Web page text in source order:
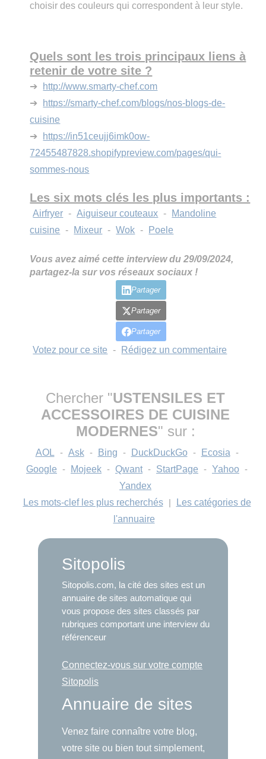
choisir des couleurs qui correspondent à leur style.
Quels sont les trois principaux liens à
retenir de votre site ?
➔
http://www.smarty-chef.com
➔
https://smarty-chef.com/blogs/nos-blogs-de-
cuisine
➔
https://in51ceujj6imk0ow-
72455487828.shopifypreview.com/pages/qui-
sommes-nous
Les six mots clés les plus importants :
Airfryer - Aiguiseur couteaux -
Mandoline
cuisine - Mixeur - Wok - Poele
Vous avez aimé cette interview du 29/09/2024,
partagez-la sur vos réseaux sociaux !
Partager
Partager
Partager
Votez pour ce site - Rédigez un commentaire
Chercher "USTENSILES ET
ACCESSOIRES DE CUISINE
MODERNES" sur :
AOL - Ask - Bing - DuckDuckGo - Ecosia -
Google - Mojeek - Qwant - StartPage - Yahoo -
Yandex
Les mots-clef les plus recherchés
|
Les catégories de
l'annuaire
Sitopolis
Sitopolis.com, la cité des sites est un
annuaire de sites automatique qui
vous propose des sites classés par
rubriques comportant une interview du
référenceur
Connectez-vous sur votre compte
Sitopolis
Annuaire de sites
Venez faire connaître votre blog,
votre site ou bien tout simplement,